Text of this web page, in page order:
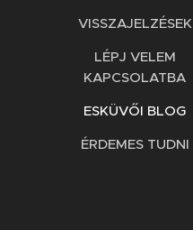
VISSZAJELZÉSEK
LÉPJ VELEM
KAPCSOLATBA
ESKÜVŐI BLOG
ÉRDEMES TUDNI